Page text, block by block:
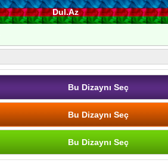
Dul.Az
Bu Dizaynı Seç
Bu Dizaynı Seç
Bu Dizaynı Seç